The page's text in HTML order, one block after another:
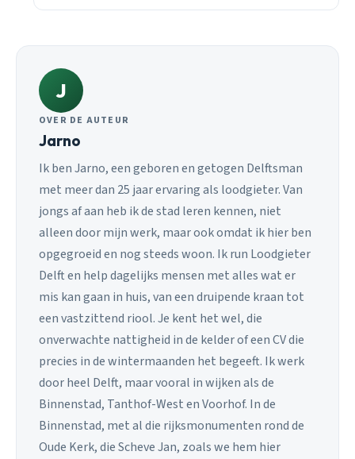
J
OVER DE AUTEUR
Jarno
Ik ben Jarno, een geboren en getogen Delftsman
met meer dan 25 jaar ervaring als loodgieter. Van
jongs af aan heb ik de stad leren kennen, niet
alleen door mijn werk, maar ook omdat ik hier ben
opgegroeid en nog steeds woon. Ik run Loodgieter
Delft en help dagelijks mensen met alles wat er
mis kan gaan in huis, van een druipende kraan tot
een vastzittend riool. Je kent het wel, die
onverwachte nattigheid in de kelder of een CV die
precies in de wintermaanden het begeeft. Ik werk
door heel Delft, maar vooral in wijken als de
Binnenstad, Tanthof-West en Voorhof. In de
Binnenstad, met al die rijksmonumenten rond de
Oude Kerk, die Scheve Jan, zoals we hem hier